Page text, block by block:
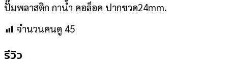
ปั๊มพลาสติก กาน้ำ คอล็อค ปากขวด24mm.
จำนวนคนดู 45
รีวิว